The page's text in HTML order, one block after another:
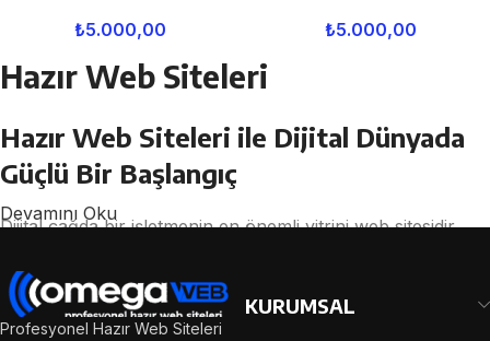
₺5.000,00 ₺5.000,00
Hazır Web Siteleri
Hazır Web Siteleri ile Dijital Dünyada
Güçlü Bir Başlangıç
Dijital çağda bir işletmenin en önemli vitrini web sitesidir.
ilk izlenimi genellikle internet üzerinden edinir. Bu noktada
profesyonel, hızlı ve SEO uyumlu bir web sitesine sahip
olmak büyük avantaj sağlar.
Devamını Oku
Profesyonel Hazır Web Siteleri
KURUMSAL